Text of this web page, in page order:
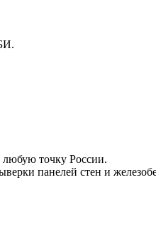
любую точку России.
панелей стен и